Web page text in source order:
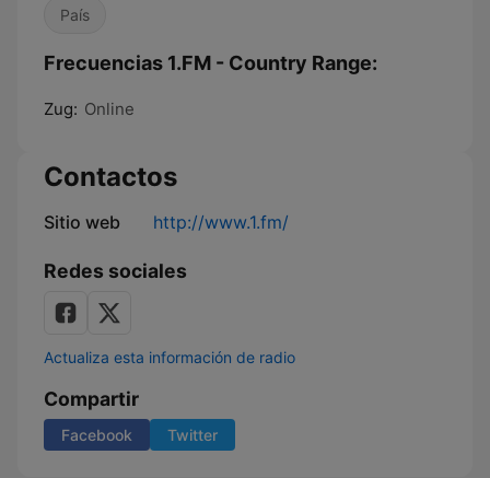
País
Frecuencias 1.FM - Country Range:
Zug: Online
Contactos
Sitio web http://www.1.fm/
Redes sociales
Actualiza esta información de radio
Compartir
Facebook Twitter